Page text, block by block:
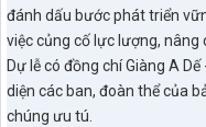
đánh dấu bước phát triển
việc củng cố lực lượng, nâng
Dự lễ có đồng chí Giàng A
diện các ban, đoàn thể của
chúng ưu tú.